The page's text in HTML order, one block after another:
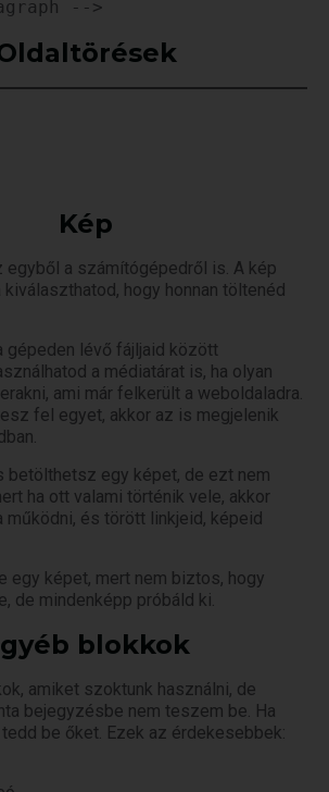
-->
Kép
egyből a számítógépedről is. A kép
hogy honnan töltenéd
gépeden lévő fájljaid között
a médiatárat is, ha olyan
ami már felkerült a weboldaladra.
fel egyet, akkor az is megjelenik
betölthetsz egy képet, de ezt nem
ha ott valami történik vele, akkor
működni, és törött linkjeid, képeid
egy képet, mert nem biztos, hogy
de mindenképp próbáld ki.
blokkok
amiket szoktunk használni, de
bejegyzésbe nem teszem be. Ha
be őket. Ezek az érdekesebbek: